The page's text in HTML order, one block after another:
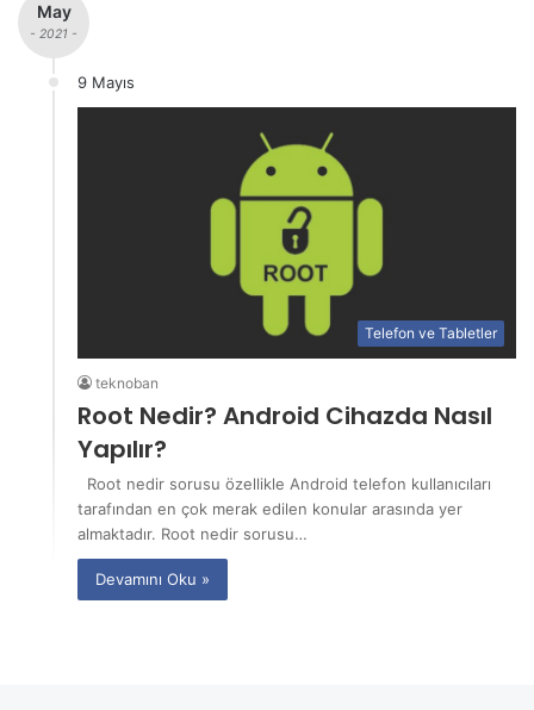
May
- 2021 -
9 Mayıs
Telefon ve Tabletler
teknoban
Root Nedir? Android Cihazda Nasıl
Yapılır?
Root nedir sorusu özellikle Android telefon kullanıcıları
tarafından en çok merak edilen konular arasında yer
almaktadır. Root nedir sorusu…
Devamını Oku »